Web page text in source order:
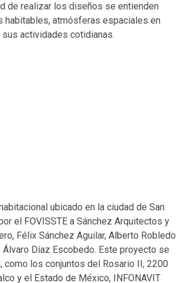
de realizar los diseños se entienden
habitables, atmósferas espaciales en
actividades cotidianas.
ubicado en la ciudad de San
el FOVISSTE a Sánchez Arquitectos y
Félix Sánchez Aguilar, Alberto Robledo
Díaz Escobedo. Este proyecto se
los conjuntos del Rosario II, 2200
y el Estado de México, INFONAVIT